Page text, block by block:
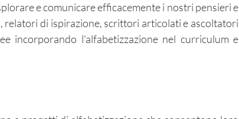
e comunicare efficacemente i nostri pensieri e
di ispirazione, scrittori articolati e ascoltatori
incorporando l'alfabetizzazione nel curriculum e